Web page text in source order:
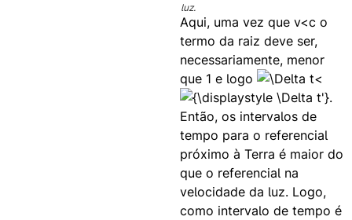
luz.
Aqui, uma vez que v<c o
termo da raiz deve ser,
necessariamente, menor
que 1 e logo
<
.
Então, os intervalos de
tempo para o referencial
próximo à Terra é maior do
que o referencial na
velocidade da luz. Logo,
como intervalo de tempo é